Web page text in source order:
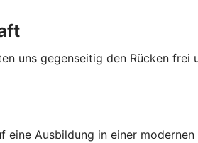
uns gegenseitig den Rücken
eine Ausbildung in einer